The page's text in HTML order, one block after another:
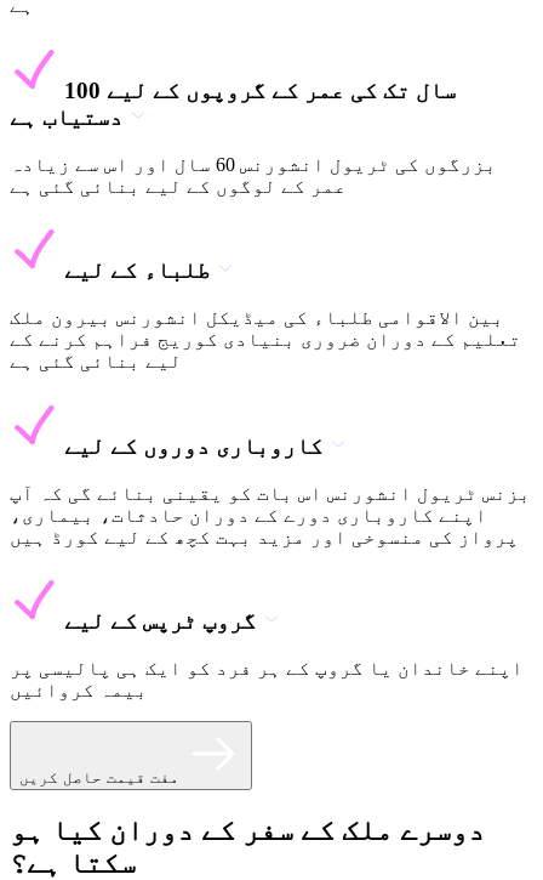
ہے
100 سال تک کی عمر کے گروپوں کے لیے
دستیاب ہے
بزرگوں کی ٹریول انشورنس 60 سال اور اس سے زیادہ
عمر کے لوگوں کے لیے بنائی گئی ہے
طلباء کے لیے
بین الاقوامی طلباء کی میڈیکل انشورنس بیرون ملک
تعلیم کے دوران ضروری بنیادی کوریج فراہم کرنے کے
لیے بنائی گئی ہے
کاروباری دوروں کے لیے
بزنس ٹریول انشورنس اس بات کو یقینی بنائے گی کہ آپ
اپنے کاروباری دورے کے دوران حادثات، بیماری،
پرواز کی منسوخی اور مزید بہت کچھ کے لیے کورڈ ہیں
گروپ ٹرپس کے لیے
اپنے خاندان یا گروپ کے ہر فرد کو ایک ہی پالیسی پر
بیمہ کروائیں
مفت قیمت حاصل کریں
دوسرے ملک کے سفر کے دوران کیا ہو
سکتا ہے؟